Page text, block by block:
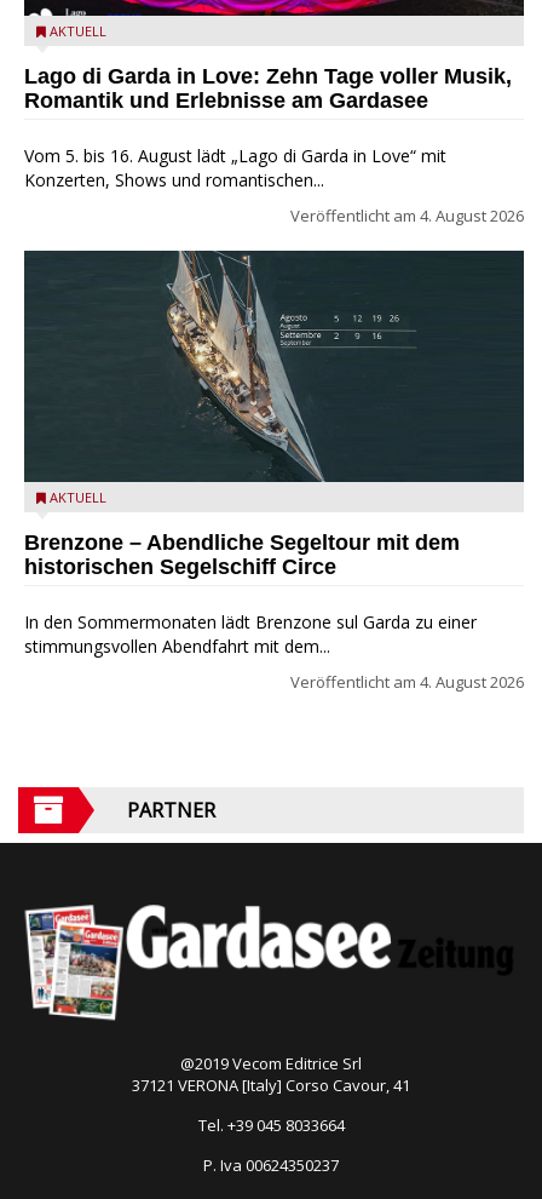
Lago di Garda in Love
AKTUELL
Lago di Garda in Love: Zehn Tage voller Musik,
Romantik und Erlebnisse am Gardasee
Vom 5. bis 16. August lädt „Lago di Garda in Love“ mit
Konzerten, Shows und romantischen...
Veröffentlicht am 4. August 2026
Mit dem historischen Segelschiff Circe auf dem Gardasee.
AKTUELL
Brenzone – Abendliche Segeltour mit dem
historischen Segelschiff Circe
In den Sommermonaten lädt Brenzone sul Garda zu einer
stimmungsvollen Abendfahrt mit dem...
Veröffentlicht am 4. August 2026
PARTNER
@2019 Vecom Editrice Srl
37121 VERONA [Italy] Corso Cavour, 41
Tel. +39 045 8033664
P. Iva 00624350237